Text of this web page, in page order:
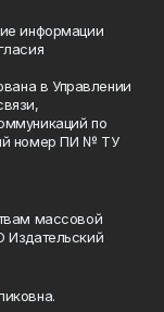
информации
в Управлении
по
номер ПИ № ТУ
массовой
Издательский